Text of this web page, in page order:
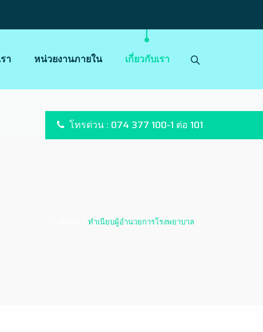
า หน่วยงานภายใน เกี่ยวกับเรา
โทรด่วน : 074 377 100-1 ต่อ 101
ทำเนียบผู้อำนวยการโรงพยาบาล